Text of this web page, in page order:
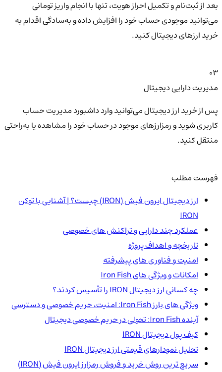
بعد از ثبت‌نام و تکمیل احراز هویت، تنها با انجام واریز تومانی
می‌توانید موجودی حساب خود را افزایش داده و به‌سادگی اقدام به
خرید ارزهای دیجیتال کنید.
03
مدیریت دارایی دیجیتال
پس از خرید ارز دیجیتال می‌توانید وارد داشبورد مدیریت حساب
کاربری شوید و رمزارزهای موجود در حساب خود را مشاهده یا به‌راحتی
منتقل کنید.
فهرست مطلب
ارز دیجیتال ایرون فیش (IRON) چیست؟ | آشنایی با توکن
IRON
عملکرد چند دارایی و تراکنش های خصوصی
تاریخچه و اهداف پروژه
امنیت و فناوری های پیشرفته
امکانات و ویژگی های Iron Fish
چه کسانی ارز دیجیتال IRON را تأسیس کردند؟
ویژگی های بارز Iron Fish: امنیت، حریم خصوصی و دسترسی
آینده Iron Fish: تحولی در حریم خصوصی دیجیتال
کیف پول دیجیتال IRON
تحلیل نمودارهای قیمتی ارز دیجیتال IRON
سریع ترین روش خرید و فروش رمزارز ایرون فیش (IRON)